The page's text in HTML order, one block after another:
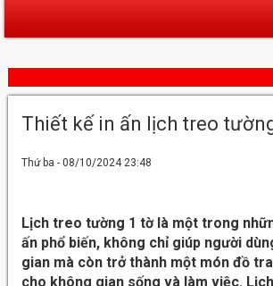
Thiết kế in ấn lịch treo
Thứ ba - 08/10/2024 23:48
Lịch treo tường 1 tờ là một trong
ấn phổ biến, không chỉ giúp người
gian mà còn trở thành một món đồ
cho không gian sống và làm việc.